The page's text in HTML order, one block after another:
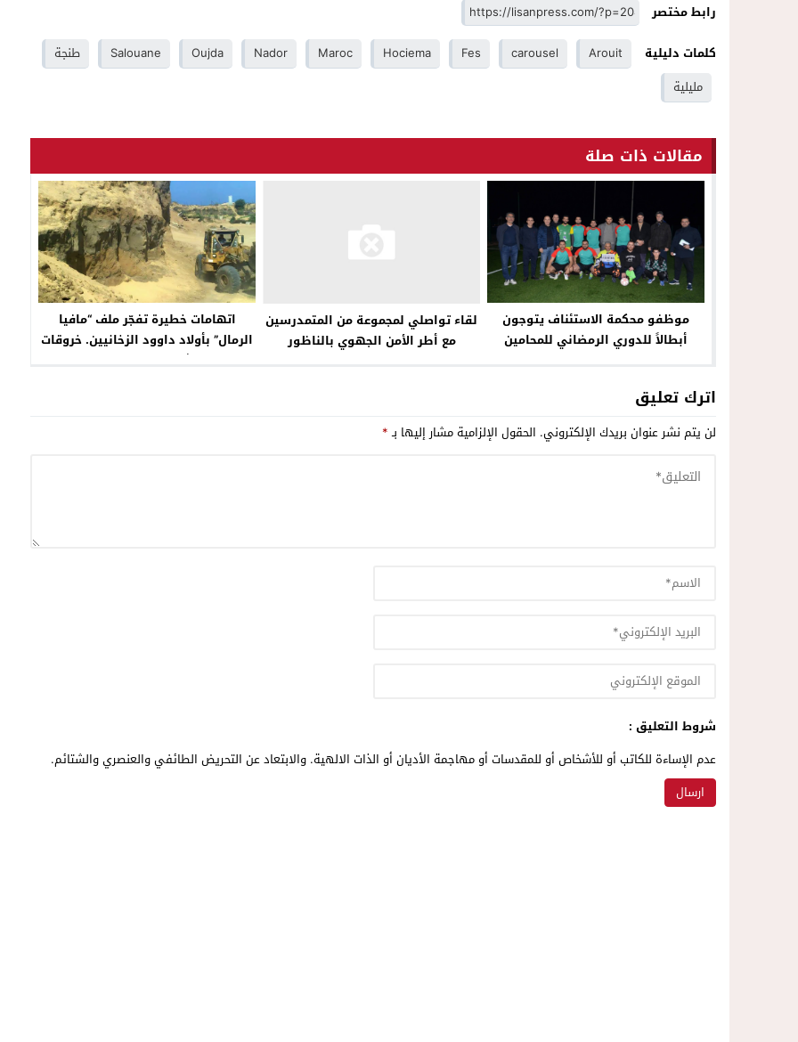
رابط مختصر
كلمات دليلية
Arouit
carousel
Fes
Hociema
Maroc
Nador
Oujda
Salouane
طنجة
مليلية
مقالات ذات صلة
موظفو محكمة الاستئناف يتوجون
أبطالاً للدوري الرمضاني للمحامين
لقاء تواصلي لمجموعة من المتمدرسين
مع أطر الأمن الجهوي بالناظور
اتهامات خطيرة تفجّر ملف “مافيا
الرمال” بأولاد داوود الزخانيين. خروقات
بيئية، رشاوى بالملايين، وسؤال
اترك تعليق
لن يتم نشر عنوان بريدك الإلكتروني. الحقول الإلزامية مشار إليها بـ*
شروط التعليق :
عدم الإساءة للكاتب أو للأشخاص أو للمقدسات أو مهاجمة الأديان أو الذات الالهية. والابتعاد عن التحريض الطائفي والعنصري والشتائم.